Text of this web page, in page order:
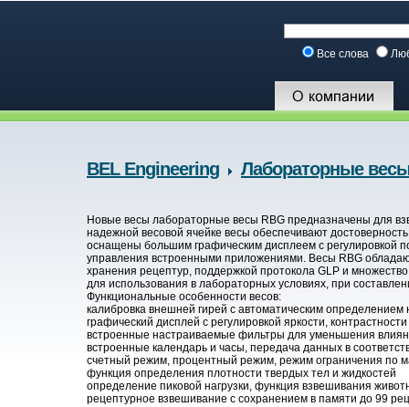
Все слова
BEL Engineering Лабораторные
Новые весы лабораторные весы RBG предназначены для
надежной весовой ячейке весы обеспечивают
оснащены большим графическим дисплеем с регулировкой
управления встроенными приложениями. Весы RBG
хранения рецептур, поддержкой протокола GLP и
для использования в лабораторных условиях, при
Функциональные особенности весов:
калибровка внешней гирей с автоматическим определением
графический дисплей с регулировкой яркости,
встроенные настраиваемые фильтры для уменьшения
встроенные календарь и часы, передача данных в
счетный режим, процентный режим, режим ограничения по
функция определения плотности твердых тел и жидкостей
определение пиковой нагрузки, функция взвешивания
рецептурное взвешивание с сохранением в памяти до 99